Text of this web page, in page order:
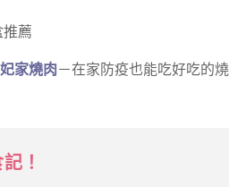
家燒肉－在家防疫也能吃好吃的燒
！